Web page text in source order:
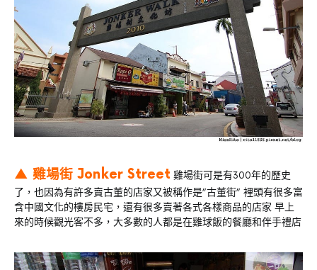
▲ 雞場街 Jonker Street 雞場街可是有300年的歷史
了，也因為有許多賣古董的店家又被稱作是”古董街” 裡頭有很多富
含中國文化的樓房民宅，還有很多賣著各式各樣商品的店家 早上
來的時候觀光客不多，大多數的人都是在雞球飯的餐廳和伴手禮店